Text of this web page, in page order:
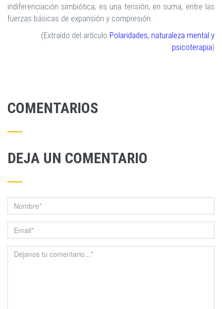
indiferenciación simbiótica; es una tensión, en suma, entre las
fuerzas básicas de expansión y compresión.
(Extraído del artículo Polaridades, naturaleza mental y
psicoterapia)
COMENTARIOS
DEJA UN COMENTARIO